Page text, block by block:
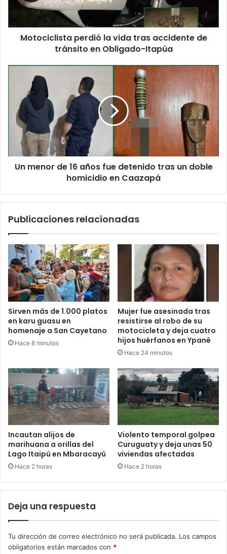
Motociclista perdió la vida tras accidente de
tránsito en Obligado-Itapúa
Un menor de 16 años fue detenido tras un doble
homicidio en Caazapá
Publicaciones relacionadas
Sirven más de 1.000 platos
en karu guasu en
homenaje a San Cayetano
Hace 8 minutos
Mujer fue asesinada tras
resistirse al robo de su
motocicleta y deja cuatro
hijos huérfanos en Ypané
Hace 24 minutos
Incautan alijos de
marihuana a orillas del
Lago Itaipú en Mbaracayú
Hace 2 horas
Violento temporal golpea
Curuguaty y deja unas 50
viviendas afectadas
Hace 2 horas
Deja una respuesta
Tu dirección de correo electrónico no será publicada. Los campos
obligatorios están marcados con *